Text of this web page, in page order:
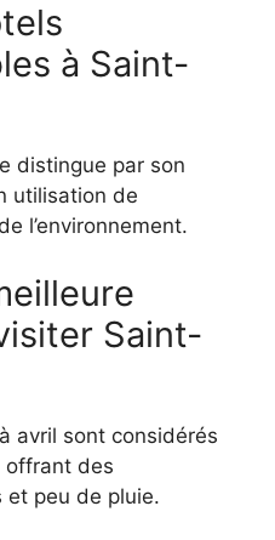
à Saint-
distingue par son
utilisation de
l’environnement.
Saint-
avril sont considérés
offrant des
et peu de pluie.